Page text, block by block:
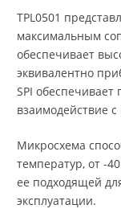
TPL0501
максимальным
обеспечивает
эквивалентно
SPI обеспечивает
взаимодействие
Микросхема
температур, от -
ее подходящей
эксплуатации.